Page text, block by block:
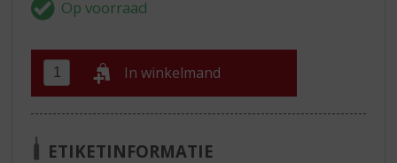
In winkelmand
ETIKETINFORMATIE